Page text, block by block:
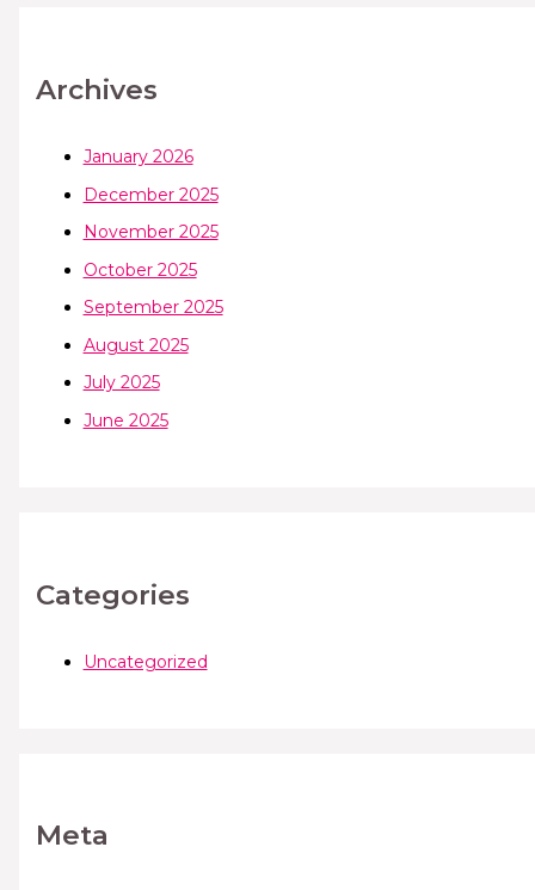
Archives
January 2026
December 2025
November 2025
October 2025
September 2025
August 2025
July 2025
June 2025
Categories
Uncategorized
Meta